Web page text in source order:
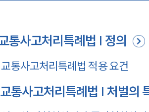
통사고처리특례법 | 정의
교통사고처리특례법 적용 요건
교통사고처리특례법 | 처벌의